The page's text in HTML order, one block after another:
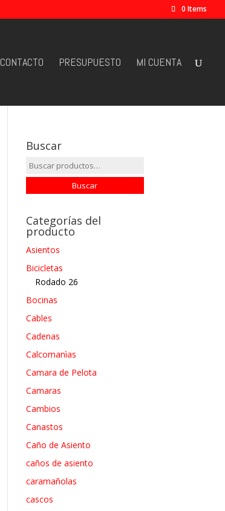
0 Items
CONTACTO PRESUPUESTO MI CUENTA
Buscar
Buscar
por:
Buscar
Categorías del
producto
Asientos
Bicicletas
Rodado 26
Bocinas
Cables
Cadenas
Calcomanìas
Camara de Pelota
Camaras
Cambios
Canastos
Caño de Asiento
caños de asiento
caramañolas
cascos